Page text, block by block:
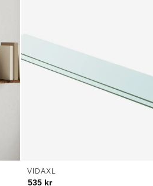
VIDAXL
535 kr